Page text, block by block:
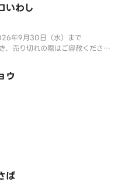
いわし
年9月30日（水）まで
、売り切れの際はご容赦くださ
ウ
ば